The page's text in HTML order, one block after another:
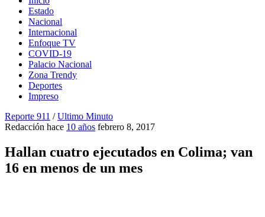
Estado
Nacional
Internacional
Enfoque TV
COVID-19
Palacio Nacional
Zona Trendy
Deportes
Impreso
Reporte 911 /Ultimo Minuto
Redacción hace 10 años febrero 8, 2017
Hallan cuatro ejecutados en Colima; van
16 en menos de un mes